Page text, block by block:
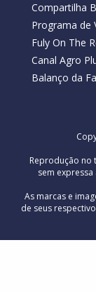
Compartilha
Programa de
Fuly On The
Canal Agro
Balanço da
Reprodução
sem
As marcas e
de seus